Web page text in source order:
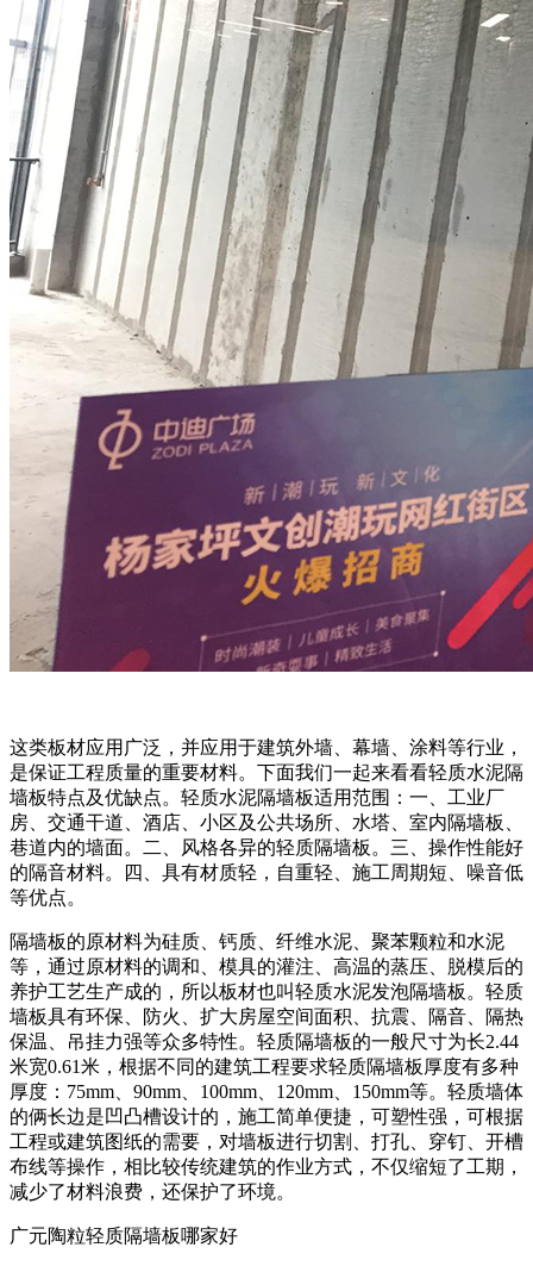
这类板材应用广泛，并应用于建筑外墙、幕墙、涂料等行业，
是保证工程质量的重要材料。下面我们一起来看看轻质水泥隔
墙板特点及优缺点。轻质水泥隔墙板适用范围：一、工业厂
房、交通干道、酒店、小区及公共场所、水塔、室内隔墙板、
巷道内的墙面。二、风格各异的轻质隔墙板。三、操作性能好
的隔音材料。四、具有材质轻，自重轻、施工周期短、噪音低
等优点。
隔墙板的原材料为硅质、钙质、纤维水泥、聚苯颗粒和水泥
等，通过原材料的调和、模具的灌注、高温的蒸压、脱模后的
养护工艺生产成的，所以板材也叫轻质水泥发泡隔墙板。轻质
墙板具有环保、防火、扩大房屋空间面积、抗震、隔音、隔热
保温、吊挂力强等众多特性。轻质隔墙板的一般尺寸为长2.44
米宽0.61米，根据不同的建筑工程要求轻质隔墙板厚度有多种
厚度：75mm、90mm、100mm、120mm、150mm等。轻质墙体
的俩长边是凹凸槽设计的，施工简单便捷，可塑性强，可根据
工程或建筑图纸的需要，对墙板进行切割、打孔、穿钉、开槽
布线等操作，相比较传统建筑的作业方式，不仅缩短了工期，
减少了材料浪费，还保护了环境。
广元陶粒轻质隔墙板哪家好